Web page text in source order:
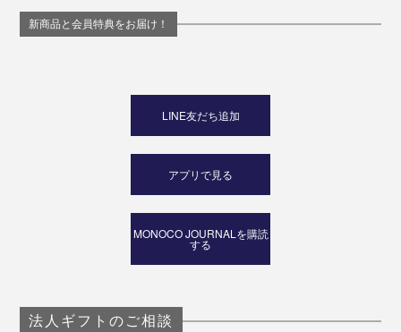
グ……。出かける前に忘れたくない細々とした小物類っ
て、出しっぱなしにしておくと生活感が溢れちゃう。
『KaKuKo』にしまえば、来客時に慌てなくてもOK。
新商品と会員特典をお届け！
LINE友だち追加
アプリで見る
MONOCO JOURNALを購読
する
法人ギフトのご相談